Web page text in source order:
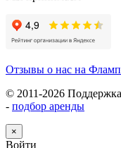
Отзывы о нас на
© 2011-2026
- подбор аренды
×
Войти